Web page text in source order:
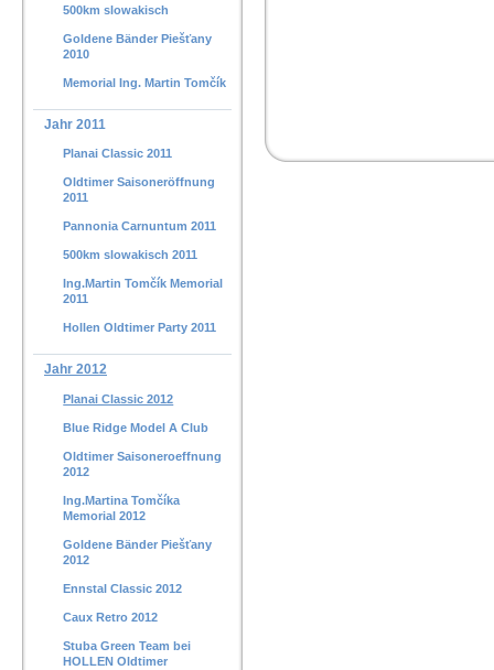
500km slowakisch
Goldene Bänder Piešťany
2010
Memorial Ing. Martin Tomčík
Jahr 2011
Planai Classic 2011
Oldtimer Saisoneröffnung
2011
Pannonia Carnuntum 2011
500km slowakisch 2011
Ing.Martin Tomčík Memorial
2011
Hollen Oldtimer Party 2011
Jahr 2012
Planai Classic 2012
Blue Ridge Model A Club
Oldtimer Saisoneroeffnung
2012
Ing.Martina Tomčíka
Memorial 2012
Goldene Bänder Piešťany
2012
Ennstal Classic 2012
Caux Retro 2012
Stuba Green Team bei
HOLLEN Oldtimer